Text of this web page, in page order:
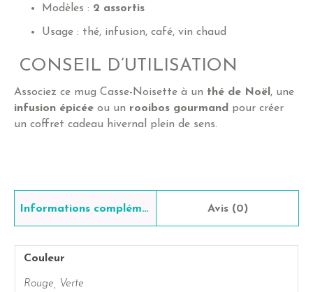
Modèles : 2 assortis
Usage : thé, infusion, café, vin chaud
CONSEIL D’UTILISATION
Associez ce mug Casse-Noisette à un thé de Noël , une
infusion épicée ou un rooibos gourmand pour créer
un coffret cadeau hivernal plein de sens.
Informations complémentaires Avis (0)
Couleur
Rouge, Verte